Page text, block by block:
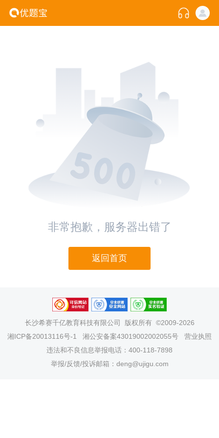
非常抱歉，服务器出错了
返回首页
长沙希赛千亿教育科技有限公司
版权所有 ©2009-2026
湘ICP备20013116号-1
湘公安备案43019002002055号
营业执照
违法和不良信息举报电话：400-118-7898
举报/反馈/投诉邮箱：deng@ujigu.com